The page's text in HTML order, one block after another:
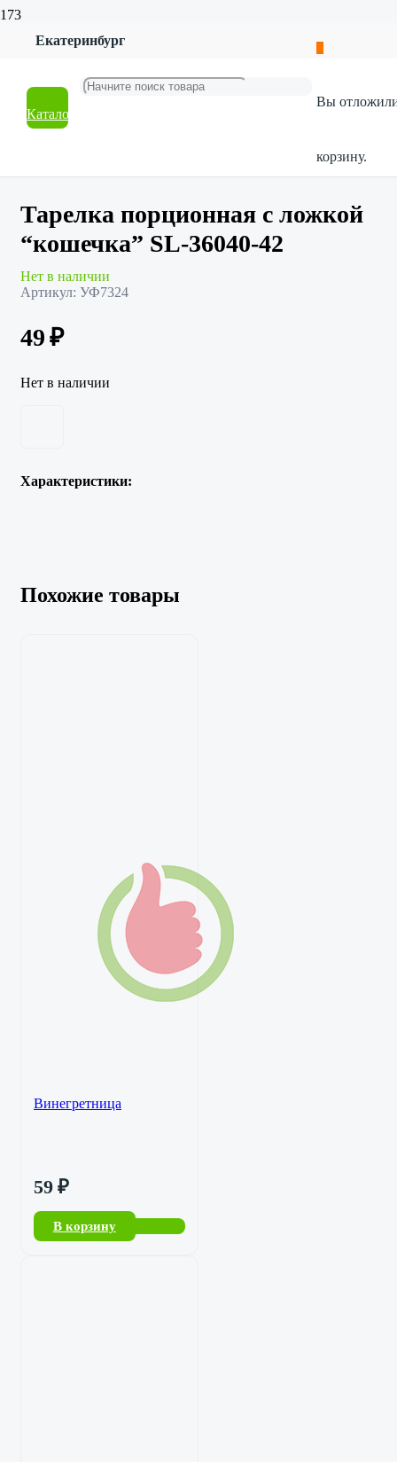
Екатеринбург
Каталог
Вы
корзину.
Посуда
Тарелка порционная с ложкой “кошечка” SL-36040-42
Тарелка порционная с ложкой
“кошечка” SL-36040-42
Нет в наличии
Артикул: УФ7324
49₽
Нет в наличии
Характеристики:
Похожие товары
Винегретница
59 ₽
В корзину